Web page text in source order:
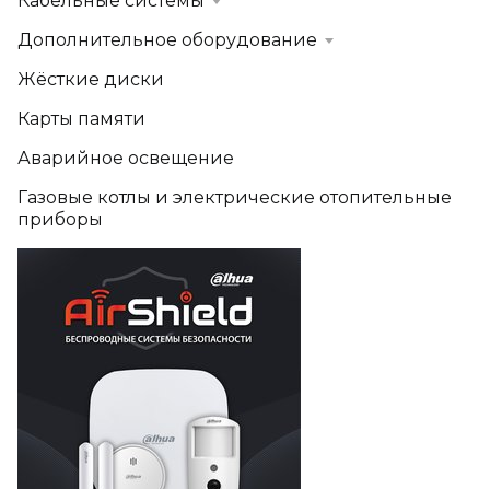
Дополнительное оборудование
Жёсткие диски
Карты памяти
Аварийное освещение
Газовые котлы и электрические отопительные
приборы